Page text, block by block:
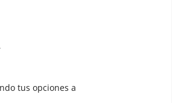
tus opciones a